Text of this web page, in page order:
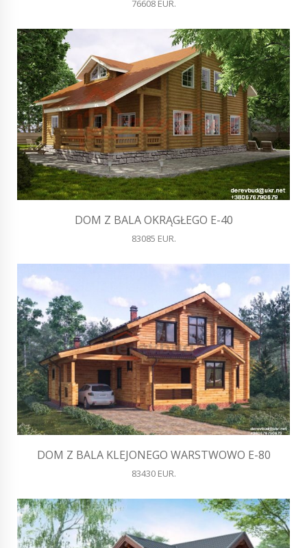
76608 EUR.
DOM Z BALA OKRĄGŁEGO E-40
83085 EUR.
DOM Z BALA KLEJONEGO WARSTWOWO E-80
83430 EUR.